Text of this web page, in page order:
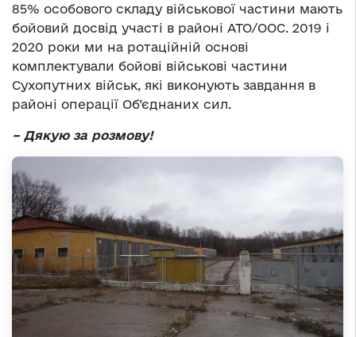
85% особового складу військової частини мають
бойовий досвід участі в районі АТО/ООС. 2019 і
2020 роки ми на ротаційній основі
комплектували бойові військові частини
Сухопутних військ, які виконують завдання в
районі операції Об’єднаних сил.
– Дякую за розмову!